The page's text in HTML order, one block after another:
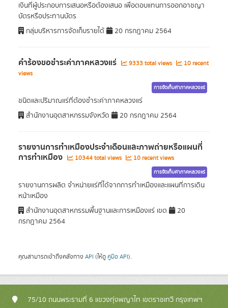
เงินที่ผู้ประกอบการเสนอหรือต้องเสนอ เพื่อตอบแทนการออกอาชญา
บัตรหรือประทานบัตร
กลุ่มบริหารการจัดเก็บรายได้
20 กรกฎาคม 2564
คำร้องขอชำระค่าภาคหลวงแร่ 9333 total views
10 recent
views
การจัดเก็บค่าภาคหลวงแร่
ชนิดและปริมาณแร่ที่ต้องชำระค่าภาคหลวงแร่
สำนักงานอุตสาหกรรมจังหวัด
20 กรกฎาคม 2564
รายงานการทำเหมืองประจำเดือนและภาพถ่ายหรือแผนที่
การทำเหมือง 10344 total views 10 recent views
การจัดเก็บค่าภาคหลวงแร่
รายงานการผลิต จำหน่ายแร่ที่ได้จากการทำเหมืองและแผนที่การเดิน
หน้าเหมือง
สำนักงานอุตสาหกรรมพื้นฐานและการเหมืองแร่ เขต
20
กรกฎาคม 2564
คุณสามารถเข้าถึงคลังทาง API (ให้ดู คู่มือ API).
75/10 ถนนพระรามที่ 6 แขวงทุ่งพญาไท เขตราชเทวี กรุงเทพฯ